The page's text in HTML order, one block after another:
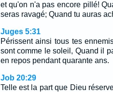
et qu'on n'a pas encore pillé!
seras ravagé; Quand tu auras
Juges 5:31
Périssent ainsi tous tes
sont comme le soleil, Quand il
en repos pendant quarante ans.
Job 20:29
Telle est la part que Dieu